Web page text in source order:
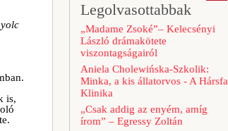
is,
Legolvasottabbak
„Madame Zsoké”– Kelecsényi
László drámakötete
viszontagságairól
Aniela Cholewińska-Szkolik:
Minka, a kis állatorvos - A Hársfa
Klinika
„Csak addig az enyém, amíg
írom” – Egressy Zoltán